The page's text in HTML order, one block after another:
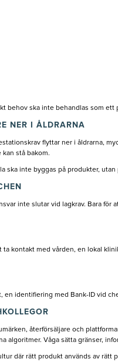
behov ska inte behandlas som ett
NER I ÅLDRARNA
flyttar ner i åldrarna,
stå bakom.
ska inte byggas på produkter,
inte slutar vid lagkrav. Bara för
kontakt med vården, en lokal
en identifiering med Bank-ID vid
återförsäljare och
algoritmer. Våga sätta gränser,
där rätt produkt används av rätt